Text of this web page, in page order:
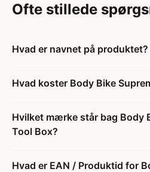
Ofte stillede
Hvad er navnet på produktet?
Hvad koster Body Bike
Hvilket mærke står bag Body
Tool Box?
Hvad er EAN / Produktid for